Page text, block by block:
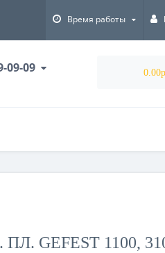
Время работы
09-09 0.00р.
GEFEST 1100,